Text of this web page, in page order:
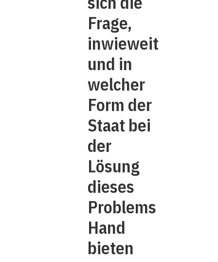
Frage,
inwieweit
und in
welcher
Form der
Staat bei
der
Lösung
dieses
Problems
Hand
bieten